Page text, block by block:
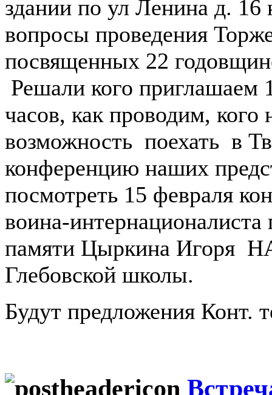
здании по ул Ленина д. 16
вопросы проведения
посвященных 22
Решали кого
часов, как проводим,
возможность поехать в
конференцию наших
посмотреть 15 февраля
воина-
памяти Цыркина Игоря
Глебовской школы.
Будут предложения Конт.